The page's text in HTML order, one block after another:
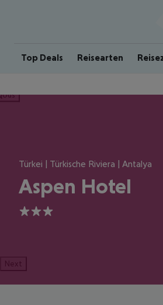
Top Deals Reisearten
Türkei | Türkische Riviera | Antalya
Aspen Hotel
3
Next